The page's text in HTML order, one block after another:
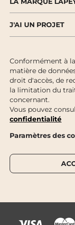
J'AI UN PROJET
Conformément à
matière de
droit d'accès, de
la limitation du
concernant.
Vous pouvez
confidentialité
Paramètres des